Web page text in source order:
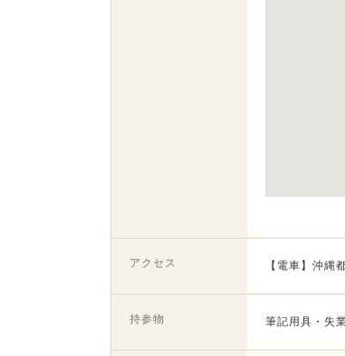
アクセス 【電車】沖縄
持参物 筆記用具・失